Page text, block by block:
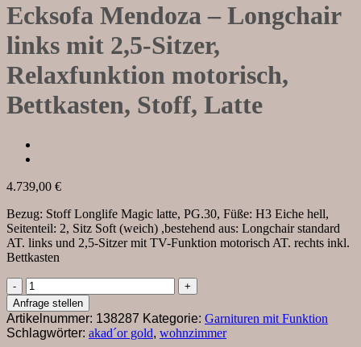
Ecksofa Mendoza – Longchair
links mit 2,5-Sitzer,
Relaxfunktion motorisch,
Bettkasten, Stoff, Latte
4.739,00 €
Bezug: Stoff Longlife Magic latte, PG.30, Füße: H3 Eiche hell,
Seitenteil: 2, Sitz Soft (weich) ,bestehend aus: Longchair standard
AT. links und 2,5-Sitzer mit TV-Funktion motorisch AT. rechts inkl.
Bettkasten
Ecksofa
Mendoza
–
Longchair
links
Anfrage stellen
Artikelnummer: 138287 Kategorie: Garnituren mit Funktion
Schlagwörter: akad´or gold, wohnzimmer